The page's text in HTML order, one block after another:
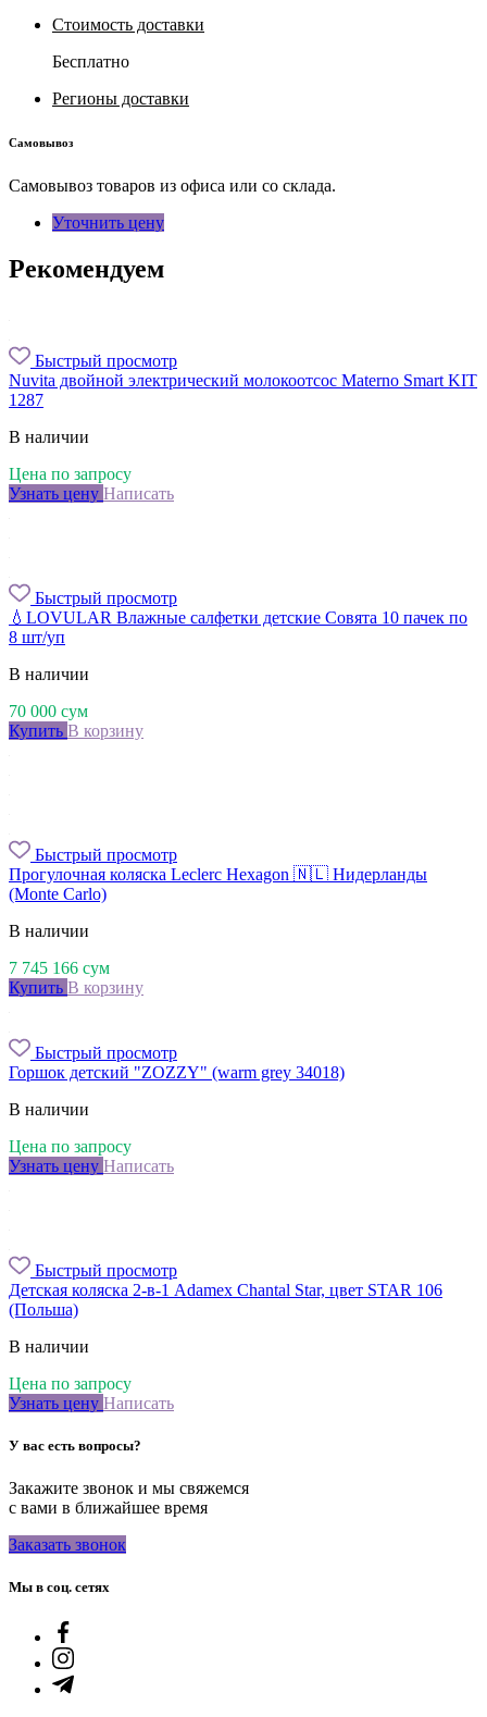
Стоимость доставки
Бесплатно
Регионы доставки
Самовывоз
Самовывоз товаров из офиса или со склада.
Уточнить цену
Рекомендуем
Быстрый просмотр
Nuvita двойной электрический молокоотсос Materno Smart KIT
1287
В наличии
Цена по запросу
Узнать цену Написать
Быстрый просмотр
💧LOVULAR Влажные салфетки детские Совята 10 пачек по
8 шт/уп
В наличии
70 000 сум
Купить В корзину
Быстрый просмотр
Прогулочная коляска Leclerc Hexagon 🇳🇱 Нидерланды
(Monte Carlo)
В наличии
7 745 166 сум
Купить В корзину
Быстрый просмотр
Горшок детский "ZOZZY" (warm grey 34018)
В наличии
Цена по запросу
Узнать цену Написать
Быстрый просмотр
Детская коляска 2-в-1 Adamex Chantal Star, цвет STAR 106
(Польша)
В наличии
Цена по запросу
Узнать цену Написать
У вас есть вопросы?
Закажите звонок и мы свяжемся
с вами в ближайшее время
Заказать звонок
Мы в соц. сетях